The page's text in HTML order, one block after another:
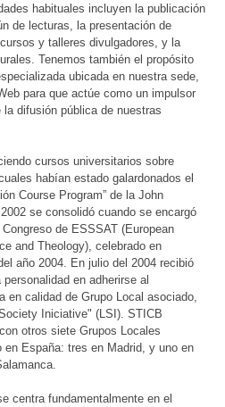
habituales incluyen la publicación
de lecturas, la presentación de
y talleres divulgadores, y la
Tenemos también el propósito
ubicada en nuestra sede,
para que actúe como un impulsor
difusión pública de nuestras
cursos universitarios sobre
habían estado galardonados el
Course Program” de la John
se consolidó cuando se encargó
de ESSSAT (European
and Theology), celebrado en
año 2004. En julio del 2004 recibió
en adherirse al
en calidad de Grupo Local asociado,
Iniciative" (LSI). STICB
otros siete Grupos Locales
en España: tres en Madrid, y uno en
centra fundamentalmente en el